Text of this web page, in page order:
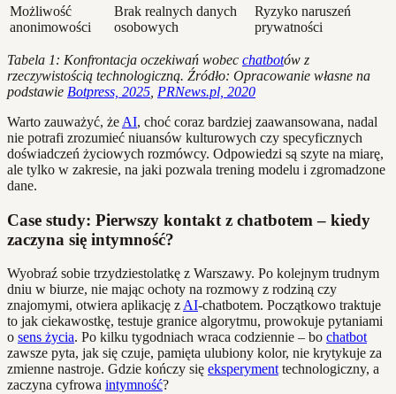
Możliwość
anonimowości
Brak realnych danych
osobowych
Ryzyko naruszeń
prywatności
Tabela 1: Konfrontacja oczekiwań wobec chatbotów z
rzeczywistością technologiczną. Źródło: Opracowanie własne na
podstawie Botpress, 2025 PRNews.pl, 2020
Warto zauważyć, że AI, choć coraz bardziej zaawansowana, nadal
nie potrafi zrozumieć niuansów kulturowych czy specyficznych
doświadczeń życiowych rozmówcy. Odpowiedzi są szyte na miarę,
ale tylko w zakresie, na jaki pozwala trening modelu i zgromadzone
dane.
Case study: Pierwszy kontakt z chatbotem – kiedy
zaczyna się intymność?
Wyobraź sobie trzydziestolatkę z Warszawy. Po kolejnym trudnym
dniu w biurze, nie mając ochoty na rozmowy z rodziną czy
znajomymi, otwiera aplikację z AI-chatbotem. Początkowo traktuje
to jak ciekawostkę, testuje granice algorytmu, prowokuje pytaniami
o sens życia. Po kilku tygodniach wraca codziennie – bo chatbot
zawsze pyta, jak się czuje, pamięta ulubiony kolor, nie krytykuje za
zmienne nastroje. Gdzie kończy się eksperyment technologiczny, a
zaczyna cyfrowa intymność?